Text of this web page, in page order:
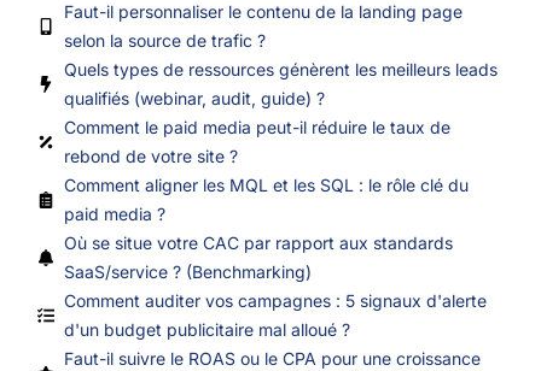
Faut-il personnaliser le contenu de la landing page
selon la source de trafic ?
Quels types de ressources génèrent les meilleurs leads
qualifiés (webinar, audit, guide) ?
Comment le paid media peut-il réduire le taux de
rebond de votre site ?
Comment aligner les MQL et les SQL : le rôle clé du
paid media ?
Où se situe votre CAC par rapport aux standards
SaaS/service ? (Benchmarking)
Comment auditer vos campagnes : 5 signaux d'alerte
d'un budget publicitaire mal alloué ?
Faut-il suivre le ROAS ou le CPA pour une croissance